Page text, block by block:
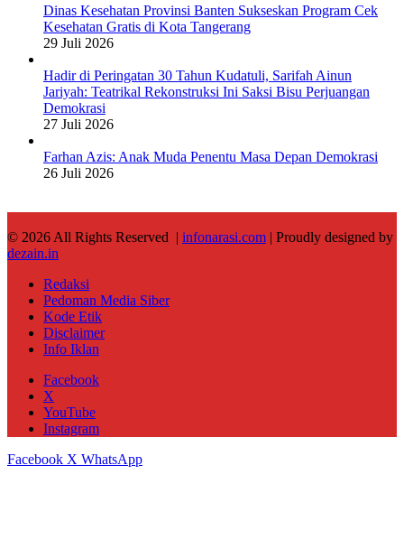
Dinas Kesehatan Provinsi Banten Sukseskan Program Cek
Kesehatan Gratis di Kota Tangerang
29 Juli 2026
Hadir di Peringatan 30 Tahun Kudatuli, Sarifah Ainun
Jariyah: Teatrikal Rekonstruksi Ini Saksi Bisu Perjuangan
Demokrasi
27 Juli 2026
Farhan Azis: Anak Muda Penentu Masa Depan Demokrasi
26 Juli 2026
© 2026 All Rights Reserved | infonarasi.com | Proudly designed by
dezain.in
Redaksi
Pedoman Media Siber
Kode Etik
Disclaimer
Info Iklan
Facebook
X
YouTube
Instagram
Facebook X WhatsApp